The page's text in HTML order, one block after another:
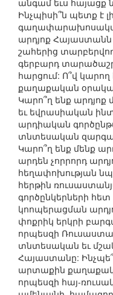
անգամ եւս հայացք
Ինչպիսի՞ն պետք է
արդյոք Հայաստանն
շահերից
գերբարդ
հարցում: Ո՞վ կարող
քաղաքական
Կարո՞ղ ենք արդյոք
եւ եվրասիական
արդիական
տնտեսական
Կարո՞ղ ենք մենք
արդեն չորրորդ
հեղափոխության
հերթին
գործընկերների
կոոպերացման
փոքրիկ երկրի
որպեսզի
տնտեսական եւ
Հայաստանը:
արտաքին
որպեսզի հայ-